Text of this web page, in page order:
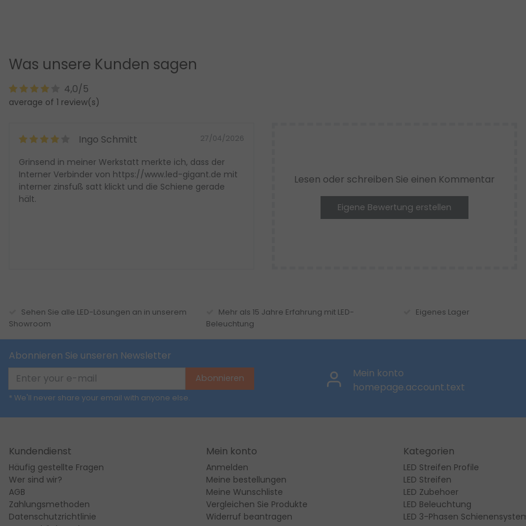
Was unsere Kunden sagen
4,0/5
average of 1 review(s)
Ingo Schmitt 27/04/2026
Grinsend in meiner Werkstatt merkte ich, dass der
Interner Verbinder von https://www.led-gigant.de mit
interner zinsfuß satt klickt und die Schiene gerade
hält.
Lesen oder schreiben Sie einen Kommentar
Eigene Bewertung erstellen
Sehen Sie alle LED-Lösungen an in unserem
Showroom
Mehr als 15 Jahre Erfahrung mit LED-
Beleuchtung
Eigenes Lager
Abonnieren Sie unseren Newsletter
Abonnieren
* We'll never share your email with anyone else.
Mein konto
homepage.account.text
Kundendienst
Häufig gestellte Fragen
Wer sind wir?
AGB
Zahlungsmethoden
Datenschutzrichtlinie
Mein konto
Anmelden
Meine bestellungen
Meine Wunschliste
Vergleichen Sie Produkte
Widerruf beantragen
Kategorien
LED Streifen Profile
LED Streifen
LED Zubehoer
LED Beleuchtung
LED 3-Phasen